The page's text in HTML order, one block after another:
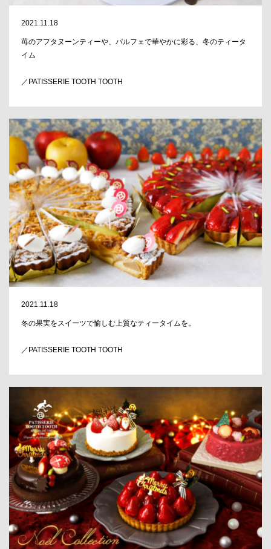
2021.11.18
苺のアフタヌーンティーや、パルフェで華やかに彩る、冬のティータ
イム
／PATISSERIE TOOTH TOOTH
2021.11.18
冬の果実をスイーツで愉しむ上質なティータイムを。
／PATISSERIE TOOTH TOOTH